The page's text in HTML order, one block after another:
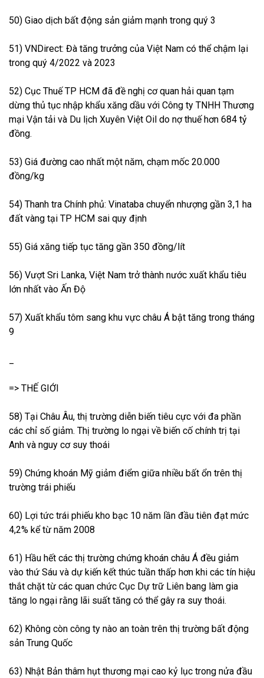
50) Giao dịch bất động sản giảm mạnh trong quý 3
51) VNDirect: Đà tăng trưởng của Việt Nam có thể chậm lại
trong quý 4/2022 và 2023
52) Cục Thuế TP HCM đã đề nghị cơ quan hải quan tạm
dừng thủ tục nhập khẩu xăng dầu với Công ty TNHH Thương
mại Vận tải và Du lịch Xuyên Việt Oil do nợ thuế hơn 684 tỷ
đồng.
53) Giá đường cao nhất một năm, chạm mốc 20.000
đồng/kg
54) Thanh tra Chính phủ: Vinataba chuyển nhượng gần 3,1 ha
đất vàng tại TP HCM sai quy định
55) Giá xăng tiếp tục tăng gần 350 đồng/lít
56) Vượt Sri Lanka, Việt Nam trở thành nước xuất khẩu tiêu
lớn nhất vào Ấn Độ
57) Xuất khẩu tôm sang khu vực châu Á bật tăng trong tháng
9
=> THẾ GIỚI
58) Tại Châu Âu, thị trường diễn biến tiêu cực với đa phần
các chỉ số giảm. Thị trường lo ngại về biến cố chính trị tại
Anh và nguy cơ suy thoái
59) Chứng khoán Mỹ giảm điểm giữa nhiều bất ổn trên thị
trường trái phiếu
60) Lợi tức trái phiếu kho bạc 10 năm lần đầu tiên đạt mức
4,2% kể từ năm 2008
61) Hầu hết các thị trường chứng khoán châu Á đều giảm
vào thứ Sáu và dự kiến ​​kết thúc tuần thấp hơn khi các tín hiệu
thắt chặt từ các quan chức Cục Dự trữ Liên bang làm gia
tăng lo ngại rằng lãi suất tăng có thể gây ra suy thoái.
62) Không còn công ty nào an toàn trên thị trường bất động
sản Trung Quốc
63) Nhật Bản thâm hụt thương mại cao kỷ lục trong nửa đầu